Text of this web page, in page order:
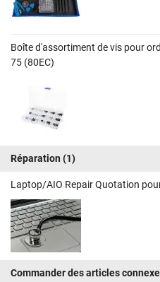
Boîte d'assortiment de vis pour
75 (80EC)
Réparation (1)
Laptop/AIO Repair Quotation
Commander des articles